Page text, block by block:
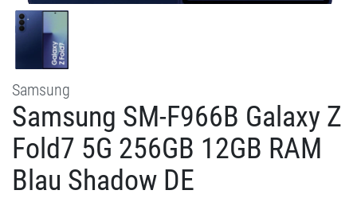
Samsung
Samsung SM-F966B Galaxy Z
Fold7 5G 256GB 12GB RAM
Blau Shadow DE